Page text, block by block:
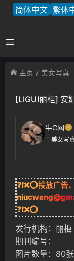
简体中文 繁体
主页 美女写真
[LIGUI丽柜] 安
牛C网
美女写
❓❗❌⭕投放广
❓❗❌⭕
发行机构：丽柜
期刊编号：
图片数量：80张